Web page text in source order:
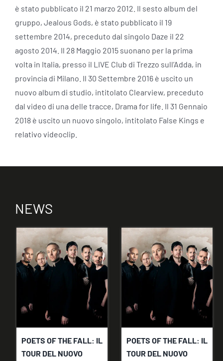
è stato pubblicato il 21 marzo 2012. Il sesto album del
gruppo, Jealous Gods, è stato pubblicato il 19
settembre 2014, preceduto dal singolo Daze il 22
agosto 2014. Il 28 Maggio 2015 suonano per la prima
volta in Italia, presso il LIVE Club di Trezzo sull’Adda, in
provincia di Milano. Il 30 Settembre 2016 è uscito un
nuovo album di studio, intitolato Clearview, preceduto
dal video di una delle tracce, Drama for life. Il 31 Gennaio
2018 è uscito un nuovo singolo, intitolato False Kings e
relativo videoclip.
NEWS
POETS OF THE FALL: IL
TOUR DEL NUOVO
POETS OF THE FALL: IL
TOUR DEL NUOVO